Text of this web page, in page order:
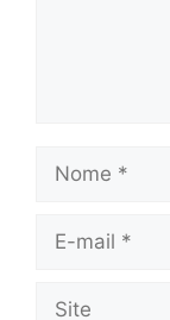
Nome
E-
Site